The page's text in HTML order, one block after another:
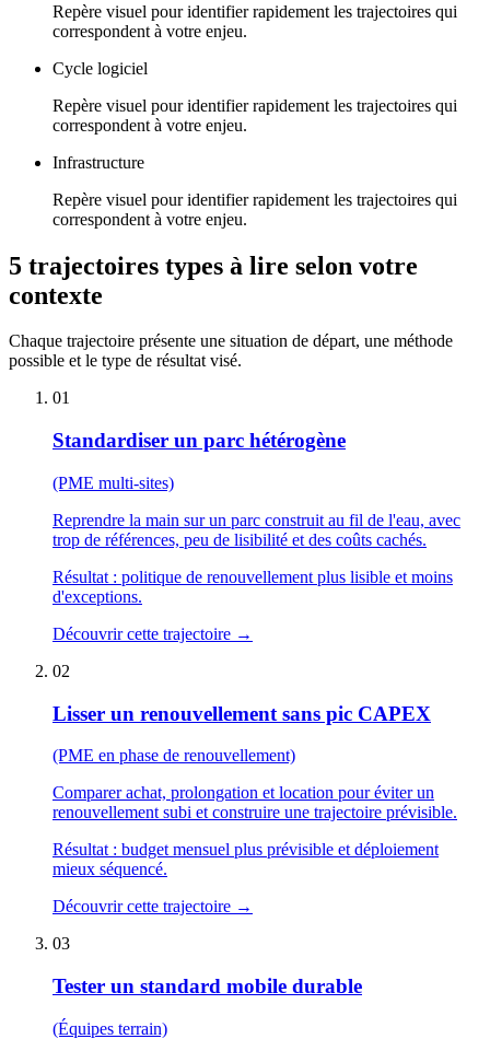
Repère visuel pour identifier rapidement les trajectoires qui
correspondent à votre enjeu.
Cycle logiciel
Repère visuel pour identifier rapidement les trajectoires qui
correspondent à votre enjeu.
Infrastructure
Repère visuel pour identifier rapidement les trajectoires qui
correspondent à votre enjeu.
5 trajectoires types à lire selon votre
contexte
Chaque trajectoire présente une situation de départ, une méthode
possible et le type de résultat visé.
01
Standardiser un parc hétérogène
(PME multi-sites)
Reprendre la main sur un parc construit au fil de l'eau, avec
trop de références, peu de lisibilité et des coûts cachés.
Résultat : politique de renouvellement plus lisible et moins
d'exceptions.
Découvrir cette trajectoire →
02
Lisser un renouvellement sans pic CAPEX
(PME en phase de renouvellement)
Comparer achat, prolongation et location pour éviter un
renouvellement subi et construire une trajectoire prévisible.
Résultat : budget mensuel plus prévisible et déploiement
mieux séquencé.
Découvrir cette trajectoire →
03
Tester un standard mobile durable
(Équipes terrain)